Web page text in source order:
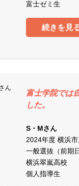
富士ゼミ生
続きを見
富士学院では
した。
S・Mさん
2024年度 横浜
一般選抜（前期
横浜翠嵐高校
個人指導生